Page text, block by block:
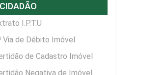
CIDADÃO
I.P.T.U
Via de Débito Imóvel
de Cadastro Imóvel
Negativa de Imóvel